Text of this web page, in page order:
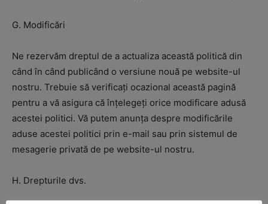
G. Modificări
Ne rezervăm dreptul de a actualiza această politică din
când în când publicând o versiune nouă pe website-ul
nostru. Trebuie să verificați ocazional această pagină
pentru a vă asigura că înțelegeți orice modificare adusă
acestei politici. Vă putem anunța despre modificările
aduse acestei politici prin e-mail sau prin sistemul de
mesagerie privată de pe website-ul nostru.
H. Drepturile dvs.